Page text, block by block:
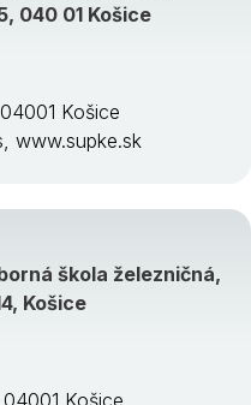
040 01 Košice
Košice
www.supke.sk
škola železničná,
Košice
Košice